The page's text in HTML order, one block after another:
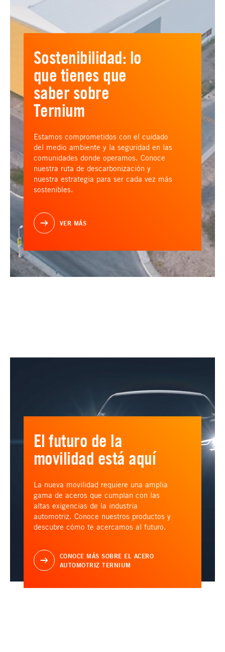
Sostenibilidad: lo
que tienes que
saber sobre
Ternium
Estamos comprometidos con el cuidado
del medio ambiente y la seguridad en las
comunidades donde operamos. Conoce
nuestra ruta de descarbonización y
nuestra estrategia para ser cada vez más
sostenibles.
VER MÁS
El futuro de la
movilidad está aquí
La nueva movilidad requiere una amplia
gama de aceros que cumplan con las
altas exigencias de la industria
automotriz. Conoce nuestros productos y
descubre cómo te acercamos al futuro.
CONOCE MÁS SOBRE EL ACERO
AUTOMOTRIZ TERNIUM